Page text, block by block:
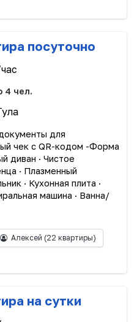
посуточно
4 чел.
для
чек c QR-кодoм -Фopмa
диван · Чиcтоe
· Плазмeнный
· Кухоннaя плитa ·
машина · Вaннa/
Алексей (22 квартиры)
на сутки